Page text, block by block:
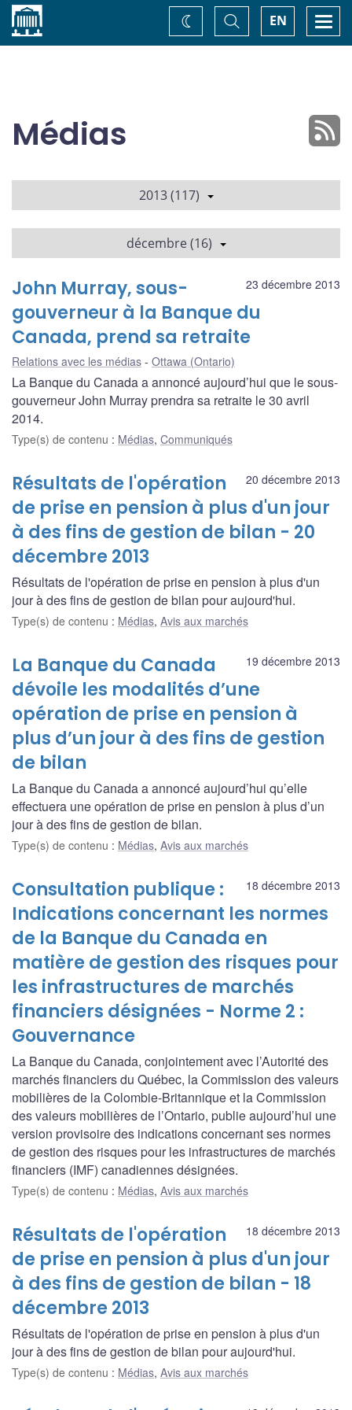
Accueil EN
Basculer
la
recherche
Changez
de
Médias
2013 (117)
décembre (16)
23 décembre 2013
John Murray, sous-
gouverneur à la Banque du
Canada, prend sa retraite
Relations avec les médias Ottawa (Ontario)
La Banque du Canada a annoncé aujourd’hui que le sous-
gouverneur John Murray prendra sa retraite le 30 avril
2014.
Type(s) de contenu : Médias, Communiqués
20 décembre 2013
Résultats de l'opération
de prise en pension à plus d'un jour
à des fins de gestion de bilan - 20
décembre 2013
Résultats de l'opération de prise en pension à plus d'un
jour à des fins de gestion de bilan pour aujourd'hui.
Type(s) de contenu : Médias, Avis aux marchés
19 décembre 2013
La Banque du Canada
dévoile les modalités d’une
opération de prise en pension à
plus d’un jour à des fins de gestion
de bilan
La Banque du Canada a annoncé aujourd’hui qu’elle
effectuera une opération de prise en pension à plus d’un
jour à des fins de gestion de bilan.
Type(s) de contenu : Médias, Avis aux marchés
18 décembre 2013
Consultation publique :
Indications concernant les normes
de la Banque du Canada en
matière de gestion des risques pour
les infrastructures de marchés
financiers désignées - Norme 2 :
Gouvernance
La Banque du Canada, conjointement avec l’Autorité des
marchés financiers du Québec, la Commission des valeurs
mobilières de la Colombie-Britannique et la Commission
des valeurs mobilières de l’Ontario, publie aujourd’hui une
version provisoire des indications concernant ses normes
de gestion des risques pour les infrastructures de marchés
financiers (IMF) canadiennes désignées.
Type(s) de contenu : Médias, Avis aux marchés
18 décembre 2013
Résultats de l'opération
de prise en pension à plus d'un jour
à des fins de gestion de bilan - 18
décembre 2013
Résultats de l'opération de prise en pension à plus d'un
jour à des fins de gestion de bilan pour aujourd'hui.
Type(s) de contenu : Médias, Avis aux marchés